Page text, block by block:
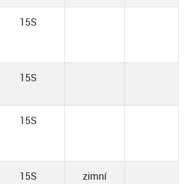
15S
15S
15S
15S zimní